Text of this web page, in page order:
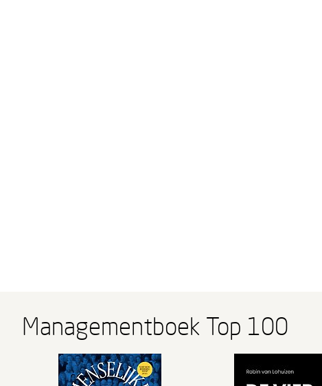
Managementboek Top 100